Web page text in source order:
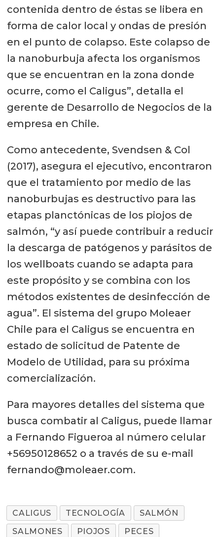
contenida dentro de éstas se libera en
forma de calor local y ondas de presión
en el punto de colapso. Este colapso de
la nanoburbuja afecta los organismos
que se encuentran en la zona donde
ocurre, como el Caligus”, detalla el
gerente de Desarrollo de Negocios de la
empresa en Chile.
Como antecedente, Svendsen & Col
(2017), asegura el ejecutivo, encontraron
que el tratamiento por medio de las
nanoburbujas es destructivo para las
etapas planctónicas de los piojos de
salmón, “y así puede contribuir a reducir
la descarga de patógenos y parásitos de
los wellboats cuando se adapta para
este propósito y se combina con los
métodos existentes de desinfección de
agua”. El sistema del grupo Moleaer
Chile para el Caligus se encuentra en
estado de solicitud de Patente de
Modelo de Utilidad, para su próxima
comercialización.
Para mayores detalles del sistema que
busca combatir al Caligus, puede llamar
a Fernando Figueroa al número celular
+56950128652 o a través de su e-mail
fernando@moleaer.com.
CALIGUS TECNOLOGÍA
SALMÓN
SALMONES
PIOJOS
PECES